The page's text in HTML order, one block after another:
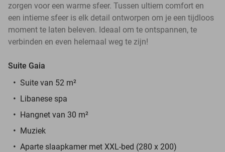
zorgen voor een warme sfeer. Tussen ultiem comfort en
een intieme sfeer is elk detail ontworpen om je een tijdloos
moment te laten beleven. Ideaal om te ontspannen, te
verbinden en even helemaal weg te zijn!
Suite Gaia
Suite van 52 m²
Libanese spa
Hangnet van 30 m²
Muziek
Aparte slaapkamer met XXL-bed (280 x 200)